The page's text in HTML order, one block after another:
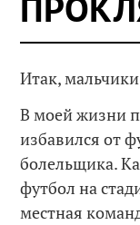
Итак,
В моей жизни
избавился от
болельщика.
футбол на
местная